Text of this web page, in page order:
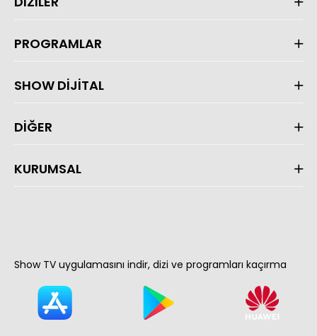
PROGRAMLAR
SHOW DİJİTAL
DİĞER
KURUMSAL
Show TV uygulamasını indir, dizi ve programları kaçırma